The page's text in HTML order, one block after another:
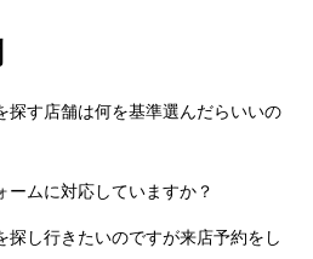
探す店舗は何を基準選んだらいいの
ームに対応していますか？
探し行きたいのですが来店予約をし